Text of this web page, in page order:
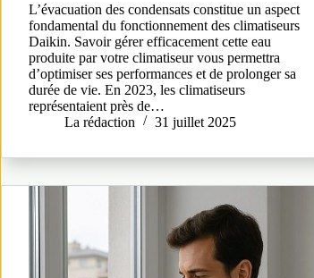
L’évacuation des condensats constitue un aspect
fondamental du fonctionnement des climatiseurs
Daikin. Savoir gérer efficacement cette eau
produite par votre climatiseur vous permettra
d’optimiser ses performances et de prolonger sa
durée de vie. En 2023, les climatiseurs
représentaient près de…
La rédaction
31 juillet 2025